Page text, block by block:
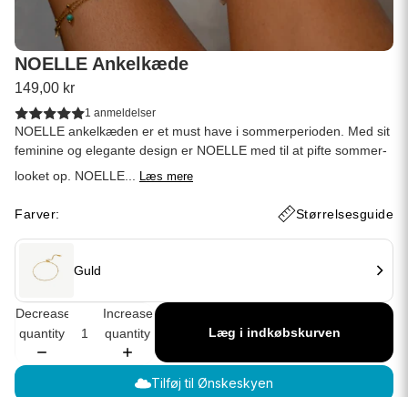
NOELLE Ankelkæde
149,00 kr
1 anmeldelser
NOELLE ankelkæden er et must have i sommerperioden. Med sit
feminine og elegante design er NOELLE med til at pifte sommer-
looket op. NOELLE...
Læs mere
Farver: Størrelsesguide
Guld
Decrease
quantity
Increase
quantity
Læg i indkøbskurven
Tilføj til Ønskeskyen